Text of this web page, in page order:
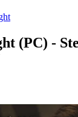
(PC) -